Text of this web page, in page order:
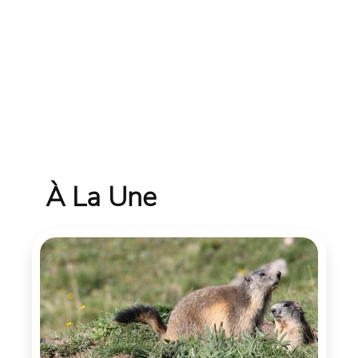
À La Une